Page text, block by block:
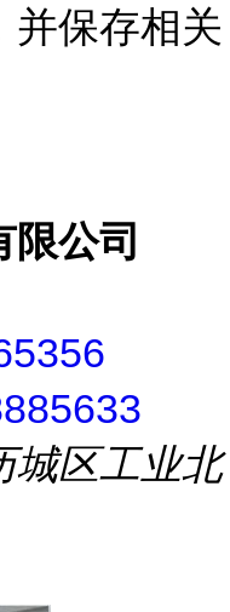
并保存相关
公司
城区工业北